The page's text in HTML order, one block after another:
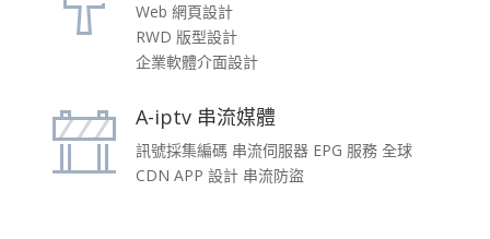
Web 網頁設計
RWD 版型設計
企業軟體介面設計
A-iptv 串流媒體
訊號採集編碼 串流伺服器 EPG 服務 全球
CDN APP 設計 串流防盜